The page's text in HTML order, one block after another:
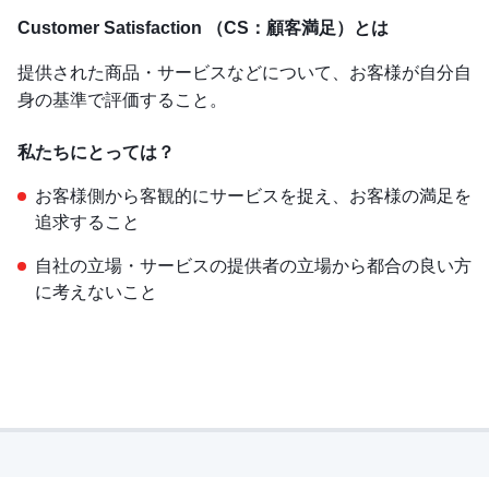
Customer Satisfaction （CS：顧客満足）とは
提供された商品・サービスなどについて、お客様が自分自
身の基準で評価すること。
私たちにとっては？
お客様側から客観的にサービスを捉え、お客様の満足を
追求すること
自社の立場・サービスの提供者の立場から都合の良い方
に考えないこと